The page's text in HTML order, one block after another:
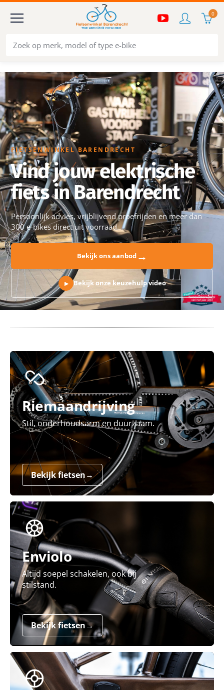
0
FIETSENWINKEL BARENDRECHT
Vind jouw elektrische
fiets in Barendrecht
Persoonlijk advies, vrijblijvend proefrijden en meer dan
300 e-bikes direct uit voorraad.
Bekijk ons aanbod→
▶ Bekijk onze keuzehulp video
Riemaandrijving
Stil, onderhoudsarm en duurzaam.
Bekijk fietsen→
Enviolo
Altijd soepel schakelen, ook bij
stilstand.
Bekijk fietsen→